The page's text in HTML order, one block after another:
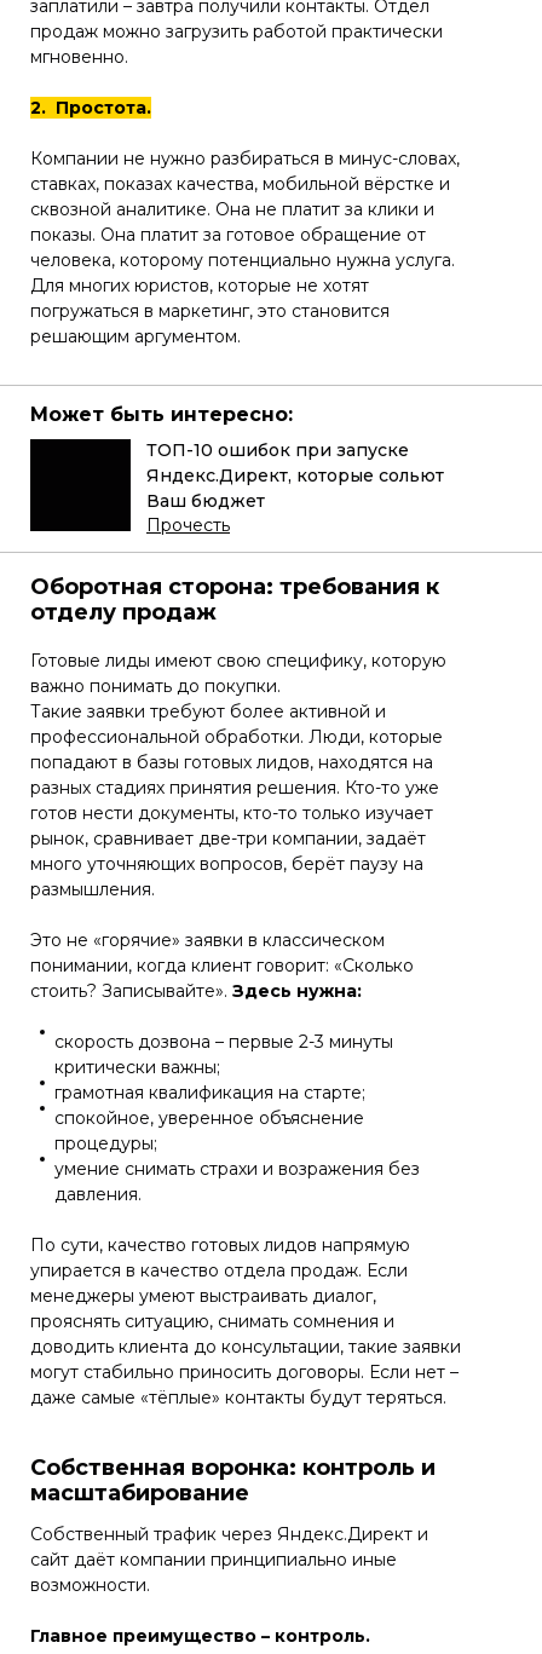
заплатили – завтра получили контакты. Отдел
продаж можно загрузить работой практически
мгновенно.
2. Простота.
Компании не нужно разбираться в минус-словах,
ставках, показах качества, мобильной вёрстке и
сквозной аналитике. Она не платит за клики и
показы. Она платит за готовое обращение от
человека, которому потенциально нужна услуга.
Для многих юристов, которые не хотят
погружаться в маркетинг, это становится
решающим аргументом.
ТОП-10 ошибок при запуске
Яндекс.Директ, которые сольют
Ваш бюджет
Прочесть
Может быть интересно:
Собственный трафик через Яндекс.Директ и
сайт даёт компании принципиально иные
возможности.
Главное преимущество – контроль.
Собственная воронка: контроль и
масштабирование
Оборотная сторона: требования к
отделу продаж
Готовые лиды имеют свою специфику, которую
важно понимать до покупки.
Такие заявки требуют более активной и
профессиональной обработки. Люди, которые
попадают в базы готовых лидов, находятся на
разных стадиях принятия решения. Кто-то уже
готов нести документы, кто-то только изучает
рынок, сравнивает две-три компании, задаёт
много уточняющих вопросов, берёт паузу на
размышления.
Это не «горячие» заявки в классическом
понимании, когда клиент говорит: «Сколько
стоить? Записывайте». Здесь нужна:
скорость дозвона – первые 2-3 минуты
критически важны;
грамотная квалификация на старте;
спокойное, уверенное объяснение
процедуры;
умение снимать страхи и возражения без
давления.
По сути, качество готовых лидов напрямую
упирается в качество отдела продаж. Если
менеджеры умеют выстраивать диалог,
прояснять ситуацию, снимать сомнения и
доводить клиента до консультации, такие заявки
могут стабильно приносить договоры. Если нет –
даже самые «тёплые» контакты будут теряться.